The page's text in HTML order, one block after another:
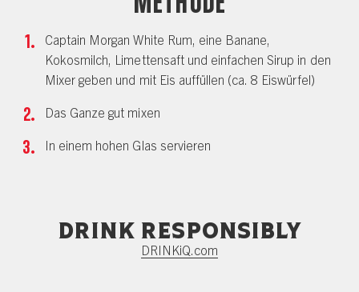
Captain Morgan White Rum, eine Banane,
Kokosmilch, Limettensaft und einfachen Sirup in den
Mixer geben und mit Eis auffüllen (ca. 8 Eiswürfel)
Das Ganze gut mixen
In einem hohen Glas servieren
Drink responsibly
DRINKiQ.com